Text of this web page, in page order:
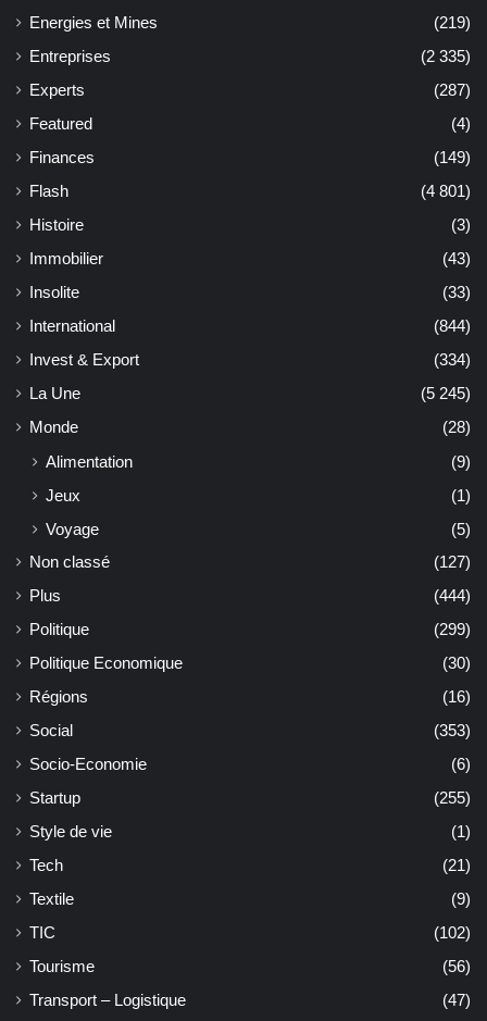
Energies et Mines
(219)
Entreprises
(2 335)
Experts
(287)
Featured
(4)
Finances
(149)
Flash
(4 801)
Histoire
(3)
Immobilier
(43)
Insolite
(33)
International
(844)
Invest & Export
(334)
La Une
(5 245)
Monde
(28)
Alimentation
(9)
Jeux
(1)
Voyage
(5)
Non classé
(127)
Plus
(444)
Politique
(299)
Politique Economique
(30)
Régions
(16)
Social
(353)
Socio-Economie
(6)
Startup
(255)
Style de vie
(1)
Tech
(21)
Textile
(9)
TIC
(102)
Tourisme
(56)
Transport – Logistique
(47)